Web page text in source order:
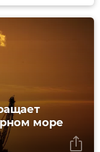
море